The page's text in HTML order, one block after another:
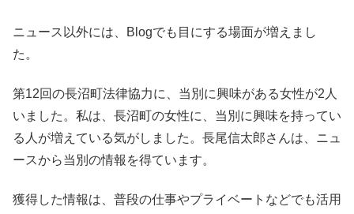
ニュース以外には、Blogでも目にする場面が増えまし
た。
第12回の長沼町法律協力に、当別に興味がある女性が2人
いました。私は、長沼町の女性に、当別に興味を持ってい
る人が増えている気がしました。長尾信太郎さんは、ニュ
ースから当別の情報を得ています。
獲得した情報は、普段の仕事やプライベートなどでも活用